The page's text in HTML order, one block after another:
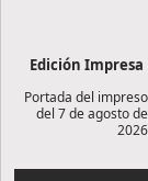
Edición Impresa
Portada del impreso
del 7 de agosto de
2026